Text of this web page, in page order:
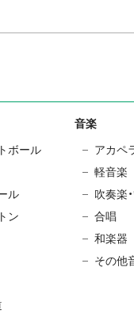
ボール
ル
ン
音楽
アカペ
軽音楽
吹奏楽
合唱
和楽器
その他